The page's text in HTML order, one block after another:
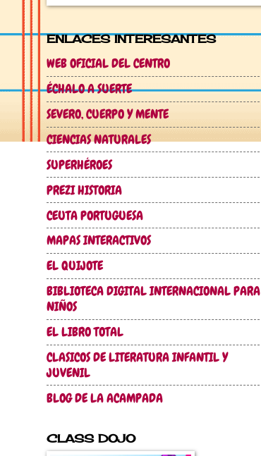
ENLACES INTERESANTES
WEB OFICIAL DEL CENTRO
ÉCHALO A SUERTE
SEVERO, CUERPO Y MENTE
CIENCIAS NATURALES
SUPERHÉROES
PREZI HISTORIA
CEUTA PORTUGUESA
MAPAS INTERACTIVOS
EL QUIJOTE
BIBLIOTECA DIGITAL INTERNACIONAL PARA
NIÑOS
EL LIBRO TOTAL
CLASICOS DE LITERATURA INFANTIL Y
JUVENIL
BLOG DE LA ACAMPADA
CLASS DOJO